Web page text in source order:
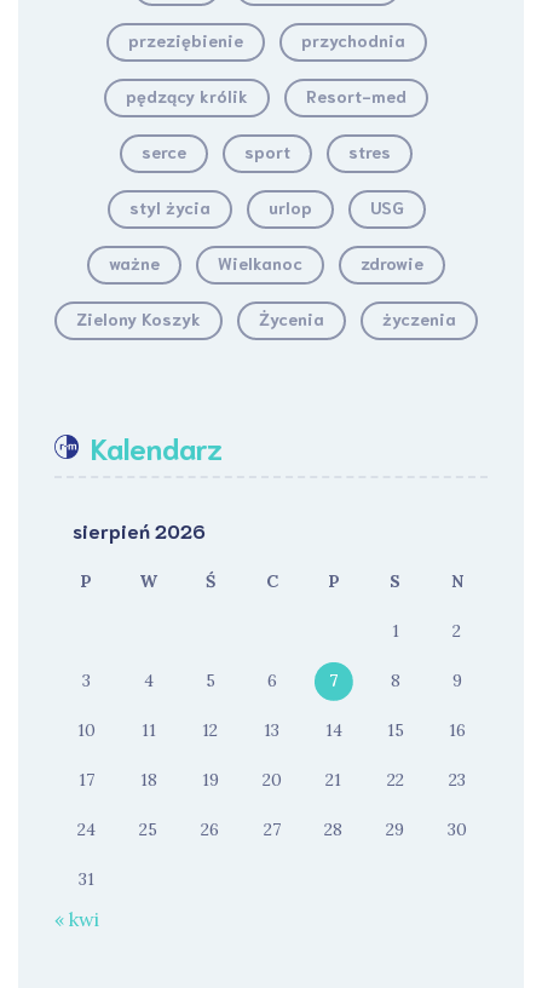
przeziębienie przychodnia
pędzący królik Resort-med
serce sport stres
styl życia urlop USG
ważne Wielkanoc zdrowie
Zielony Koszyk Życenia życzenia
Kalendarz
sierpień 2026
P W Ś C P S N
1 2
3 4 5 6 7 8 9
10 11 12 13 14 15 16
17 18 19 20 21 22 23
24 25 26 27 28 29 30
31
« kwi